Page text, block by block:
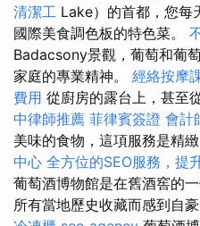
清潔工 Lake）的首都，您每
國際美食調色板的特色菜。
Badacsony景觀，葡萄和葡
家庭的專業精神。 經絡按摩
費用 從廚房的露台上，甚至
中律師推薦 菲律賓簽證 會計
美味的食物，這項服務是精緻
中心 全方位的SEO服務，提
葡萄酒博物館是在舊酒窖的
所有當地歷史收藏而感到自豪